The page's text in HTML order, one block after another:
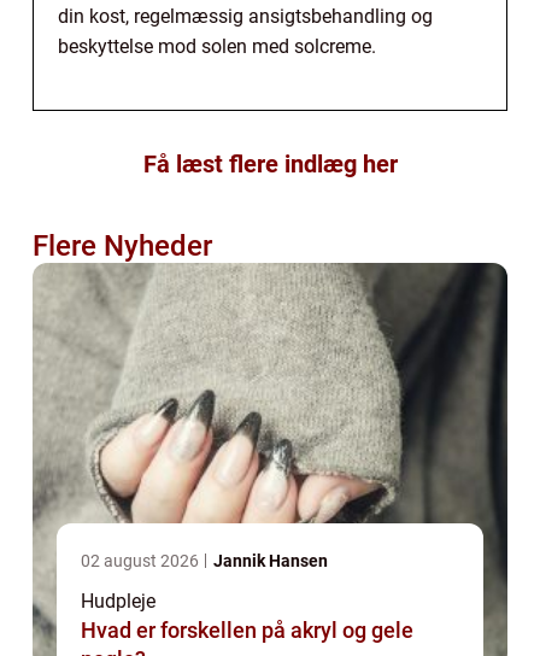
din kost, regelmæssig ansigtsbehandling og
beskyttelse mod solen med solcreme.
Få læst flere indlæg her
Flere Nyheder
02 august 2026 Jannik Hansen
Hudpleje
Hvad er forskellen på akryl og gele